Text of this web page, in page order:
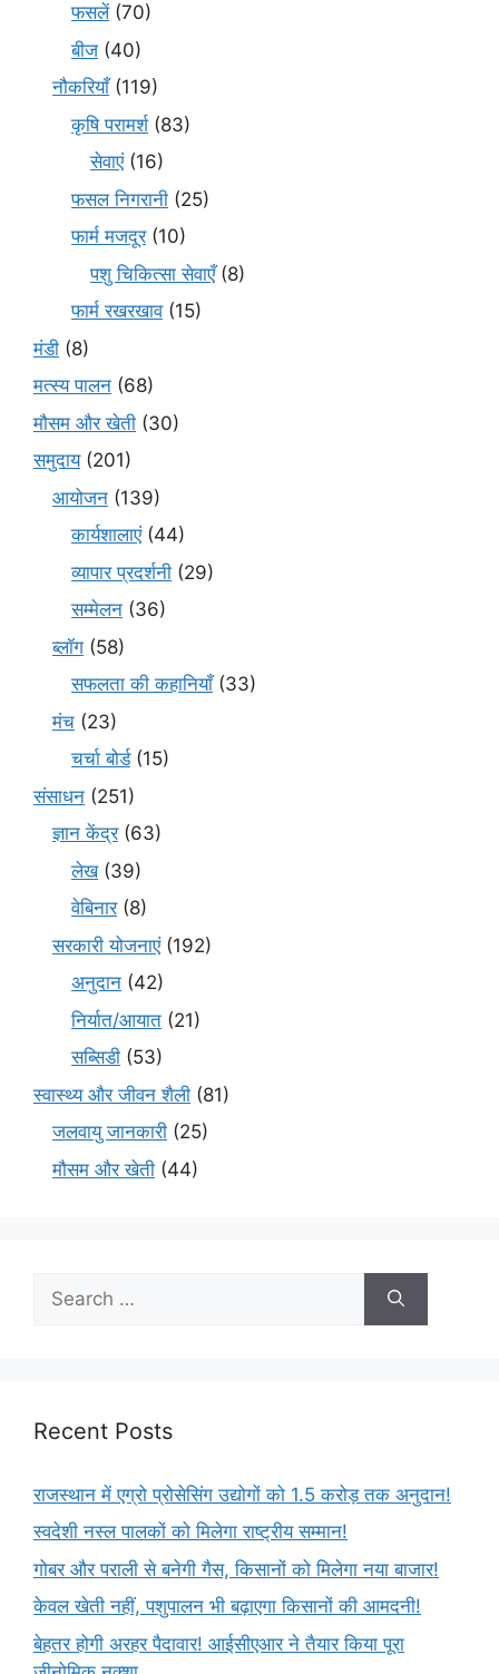
फसलें(70)
बीज (40)
नौकरियाँ(119)
कृषि परामर्श(83)
सेवाएं(16)
फसल निगरानी (25)
फार्म मजदूर(10)
पशु चिकित्सा सेवाएँ(8)
फार्म रखरखाव(15)
मंडी (8)
मत्स्य पालन (68)
मौसम और खेती (30)
समुदाय(201)
आयोजन (139)
कार्यशालाएं(44)
व्यापार प्रदर्शनी (29)
सम्मेलन (36)
ब्लॉग (58)
सफलता की कहानियाँ(33)
मंच (23)
चर्चा बोर्ड(15)
संसाधन (251)
ज्ञान केंद्र(63)
लेख(39)
वेबिनार(8)
सरकारी योजनाएं(192)
अनुदान (42)
निर्यात/आयात (21)
सब्सिडी (53)
स्वास्थ्य और जीवन शैली (81)
जलवायु जानकारी (25)
मौसम और खेती (44)
Recent Posts
राजस्थान में एग्रो प्रोसेसिंग उद्योगों को 1.5 करोड़ तक अनुदान!
स्वदेशी नस्ल पालकों को मिलेगा राष्ट्रीय सम्मान!
गोबर और पराली से बनेगी गैस, किसानों को मिलेगा नया बाजार!
केवल खेती नहीं, पशुपालन भी बढ़ाएगा किसानों की आमदनी!
बेहतर होगी अरहर पैदावार! आईसीएआर ने तैयार किया पूरा